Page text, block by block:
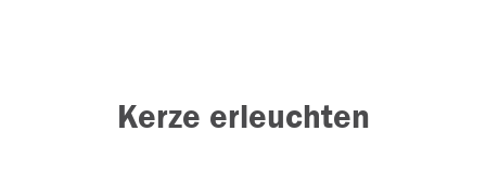
Kerze erleuchten